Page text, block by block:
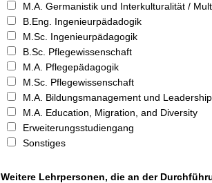
M.A. Germanistik und Interkulturalität /
B.Eng. Ingenieurpädadogik
M.Sc. Ingenieurpädagogik
B.Sc. Pflegewissenschaft
M.A. Pflegepädagogik
M.Sc. Pflegewissenschaft
M.A. Bildungsmanagement und
M.A. Education, Migration, and Diversity
Erweiterungsstudiengang
Sonstiges
Weitere Lehrpersonen, die an der